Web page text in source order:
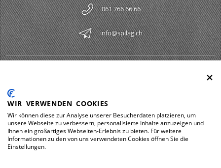
061 766 66 66
info@spilag.ch
LEGAL
DOWNLOADS
WIR VERWENDEN COOKIES
Wir können diese zur Analyse unserer Besucherdaten platzieren, um
unsere Webseite zu verbessern, personalisierte Inhalte anzuzeigen und
Ihnen ein großartiges Webseiten-Erlebnis zu bieten. Für weitere
Informationen zu den von uns verwendeten Cookies öffnen Sie die
Einstellungen.